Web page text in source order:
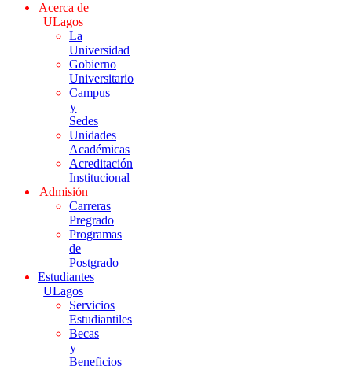
Acerca de
ULagos
La
Universidad
Gobierno
Universitario
Campus
y
Sedes
Unidades
Académicas
Acreditación
Institucional
Admisión
Carreras
Pregrado
Programas
de
Postgrado
Estudiantes
ULagos
Servicios
Estudiantiles
Becas
y
Beneficios